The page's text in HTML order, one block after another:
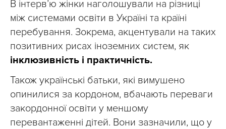
В інтерв’ю жінки наголошували на різниці
між системами освіти в Україні та країні
перебування. Зокрема, акцентували на таких
позитивних рисах іноземних систем, як
інклюзивність і практичність.
Також українські батьки, які вимушено
опинилися за кордоном, вбачають переваги
закордонної освіти у меншому
перевантаженні дітей. Вони зазначили, що у